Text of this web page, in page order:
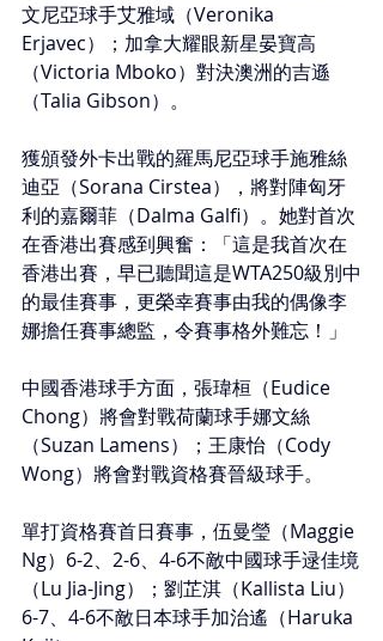
文尼亞球手艾雅域（Veronika
Erjavec）；加拿大耀眼新星晏寶高
（Victoria Mboko）對決澳洲的吉遜
（Talia Gibson）。
獲頒發外卡出戰的羅馬尼亞球手施雅絲
迪亞（Sorana Cirstea），將對陣匈牙
利的嘉爾菲（Dalma Galfi）。她對首次
在香港出賽感到興奮：「這是我首次在
香港出賽，早已聽聞這是WTA250級別中
的最佳賽事，更榮幸賽事由我的偶像李
娜擔任賽事總監，令賽事格外難忘！」
中國香港球手方面，張瑋桓（Eudice
Chong）將會對戰荷蘭球手娜文絲
（Suzan Lamens）；王康怡（Cody
Wong）將會對戰資格賽晉級球手。
單打資格賽首日賽事，伍曼瑩（Maggie
Ng）6-2、2-6、4-6不敵中國球手逯佳境
（Lu Jia-Jing）；劉芷淇（Kallista Liu）
6-7、4-6不敵日本球手加治遙（Haruka